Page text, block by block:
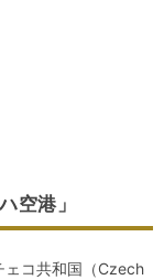
空港」
ェコ共和国（Czech